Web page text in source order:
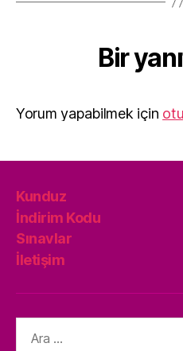
Bir
Yorum yapabilmek için
Kunduz
İndirim Kodu
Sınavlar
İletişim
yap: